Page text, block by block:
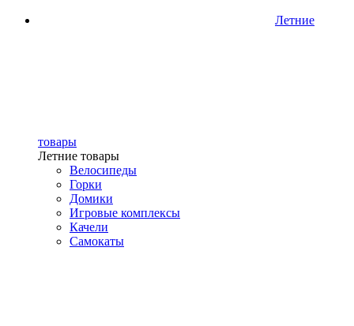
Летние
товары
Летние товары
Велосипеды
Горки
Домики
Игровые комплексы
Качели
Самокаты